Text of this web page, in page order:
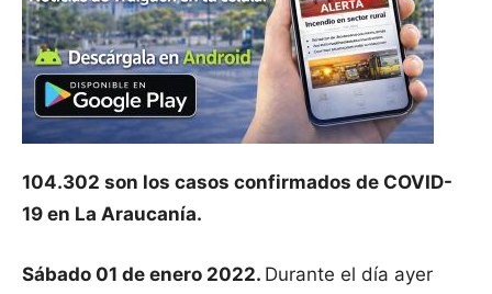
104.302 son los casos confirmados de COVID-
19 en La Araucanía.
Sábado 01 de enero 2022. Durante el día ayer